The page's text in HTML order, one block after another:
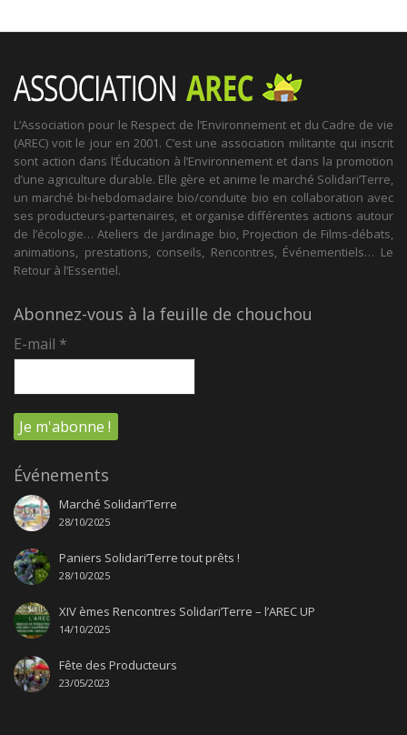
L’Association pour le Respect de l’Environnement et du Cadre de vie
(AREC) voit le jour en 2001. C’est une association militante qui inscrit
sont action dans l’Éducation à l’Environnement et dans la promotion
d’une agriculture durable. Elle gère et anime le marché Solidari’Terre,
un marché bi-hebdomadaire bio/conduite bio en collaboration avec
ses producteurs-partenaires, et organise différentes actions autour
de l’écologie… Ateliers de jardinage bio, Projection de Films-débats,
animations, prestations, conseils, Rencontres, Événementiels… Le
Retour à l’Essentiel.
Abonnez-vous à la feuille de chouchou
E-mail *
Événements
Marché Solidari’Terre
28/10/2025
Paniers Solidari’Terre tout prêts !
28/10/2025
XIV èmes Rencontres Solidari’Terre – l’AREC UP
14/10/2025
Fête des Producteurs
23/05/2023